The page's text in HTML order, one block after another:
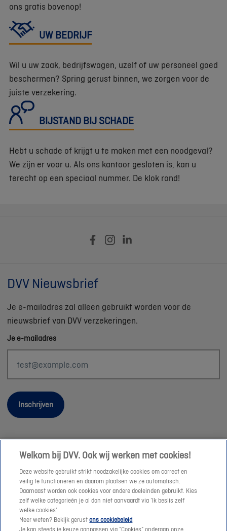
ons gratis bovenop!
UW BEDRIJF
Wil u uw zaak, bedrijfswagen, uzelf of uw personeel goed
beschermen? Spring gerust binnen, we zorgen voor de
juiste verzekering.
BIJSTAND BIJ SCHADE
Hebt u schade of krijgt u te maken met een noodgeval?
We zijn er voor u. Als ons kantoor gesloten is, kan u
terecht op een speciaal nummer. De klok rond!
DVV Nieuwsbrief
Je e-mailadres zal alleen gebruikt worden voor de
nieuwsbrief van DVV verzekeringen.
Je e-mailadres
Inschrijven
Wettelijke informatie
Duurzaamheid
Sitemap
Onze consulenten
Jobs
Welkom bij DVV. Ook wij werken met cookies!
Deze website gebruikt strikt noodzakelijke cookies om correct en
veilig te functioneren en daarom plaatsen we ze automatisch.
Daarnaast worden ook cookies voor andere doeleinden gebruikt. Kies
zelf welke categorieën je al dan niet aanvaardt via ‘Ik beslis zelf
welke cookies’.
Meer weten? Bekijk gerustons cookiebeleid.
Je kan steeds je keuze aanpassen via “Cookies” onderaan onze